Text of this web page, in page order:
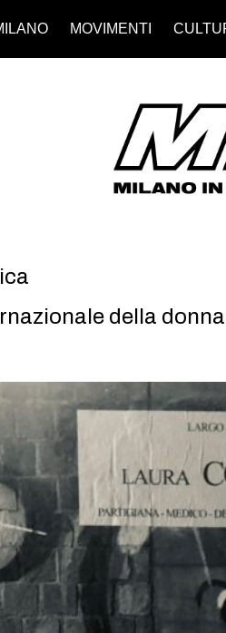
MOVIMENTI
della